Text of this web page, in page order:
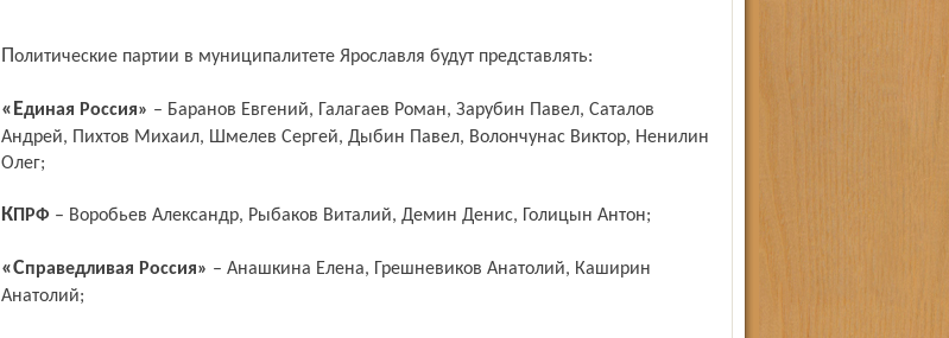
Политические партии в муниципалитете Ярославля будут представлять:
«Единая Россия» – Баранов Евгений, Галагаев Роман, Зарубин Павел, Саталов
Андрей, Пихтов Михаил, Шмелев Сергей, Дыбин Павел, Волончунас Виктор, Ненилин
Олег;
КПРФ– Воробьев Александр, Рыбаков Виталий, Демин Денис, Голицын Антон;
«Справедливая Россия» – Анашкина Елена, Грешневиков Анатолий, Каширин
Анатолий;